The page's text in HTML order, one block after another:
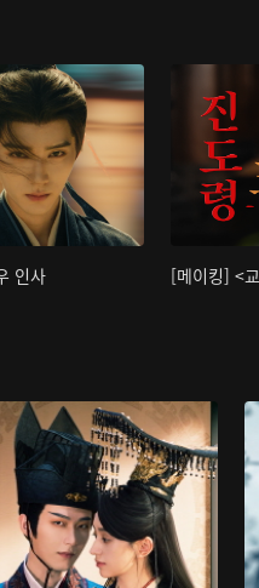
인사 [메이킹] <